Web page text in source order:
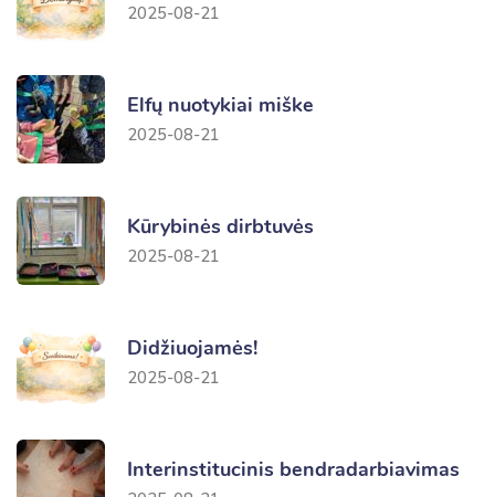
2025-08-21
Elfų nuotykiai miške
2025-08-21
Kūrybinės dirbtuvės
2025-08-21
Didžiuojamės!
2025-08-21
Interinstitucinis bendradarbiavimas